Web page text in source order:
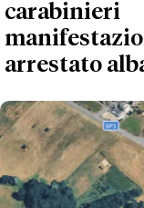
arrestato